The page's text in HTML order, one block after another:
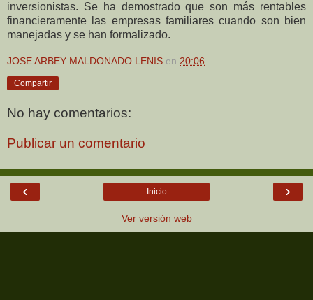
inversionistas. Se ha demostrado que son más rentables
financieramente las empresas familiares cuando son bien
manejadas y se han formalizado.
JOSE ARBEY MALDONADO LENIS en 20:06
Compartir
No hay comentarios:
Publicar un comentario
‹ ›
Inicio
Ver versión web